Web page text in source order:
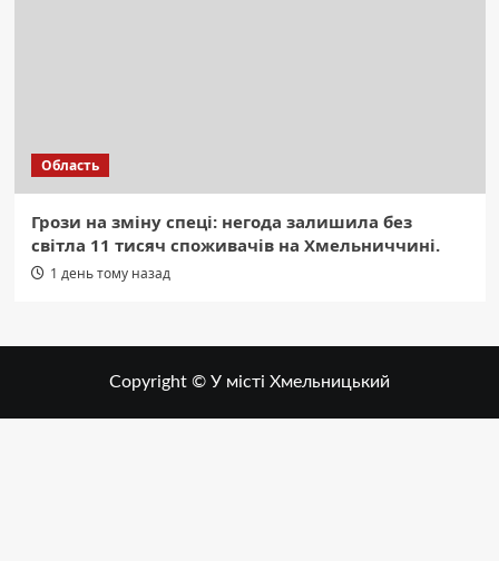
Область
Грози на зміну спеці: негода залишила без
світла 11 тисяч споживачів на Хмельниччині.
1 день тому назад
Copyright © У місті Хмельницький